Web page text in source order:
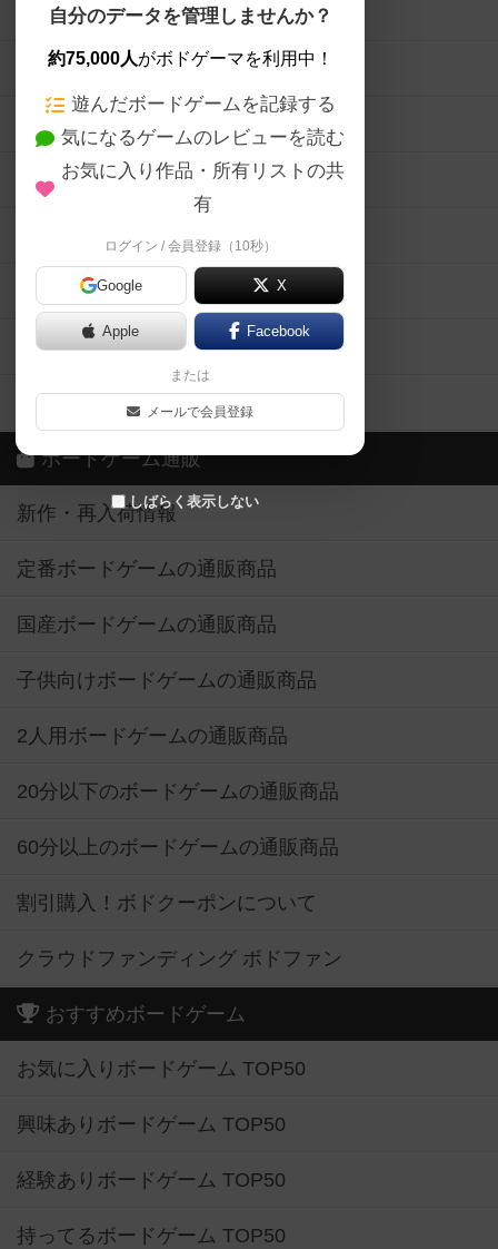
自分のデータを管理しませんか？
約75,000人がボドゲーマを利用中！
遊んだボードゲームを記録する
気になるゲームのレビューを読む
お気に入り作品・所有リストの共
有
ログイン / 会員登録（10秒）
Google X
Apple Facebook
または
メールで会員登録
しばらく表示しない
ボードゲームを検索する
ボードゲームの新着レビュー
ボードゲーム会情報
メカニクス特集
掲示板・トピックス
ボドとも・会員一覧
ボードゲーム業界コラム
ボドゲーマご利用案内
ボードゲーム通販
新作・再入荷情報
定番ボードゲームの通販商品
国産ボードゲームの通販商品
子供向けボードゲームの通販商品
2人用ボードゲームの通販商品
20分以下のボードゲームの通販商品
60分以上のボードゲームの通販商品
割引購入！ボドクーポンについて
クラウドファンディング ボドファン
おすすめボードゲーム
お気に入りボードゲーム TOP50
興味ありボードゲーム TOP50
経験ありボードゲーム TOP50
持ってるボードゲーム TOP50